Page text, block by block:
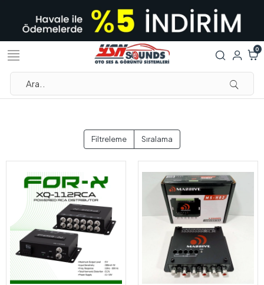
0
Filtreleme Sıralama